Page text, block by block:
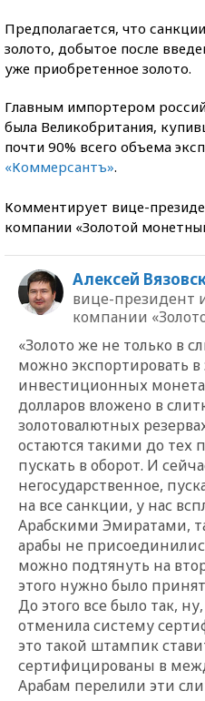
Предполагается, что
золото, добытое после
уже приобретенное золото.
Главным импортером
была Великобритания,
почти 90% всего объема
«Коммерсантъ».
Комментирует вице-
компании «Золотой
Алексей
вице-президент
компании
«Золото же не только в
можно экспортировать в
инвестиционных
долларов вложено в
золотовалютных
остаются такими до тех
пускать в оборот. И
негосударственное,
на все санкции, у нас
Арабскими Эмиратами,
арабы не
можно подтянуть на
этого нужно было
До этого все было так,
отменила систему
это такой штампик
сертифицированы в
Арабам перелили эти